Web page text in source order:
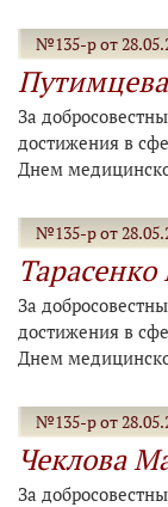
№135-р от
За
достижения в
Днем
№135-р от
За
достижения в
Днем
№135-р от
Чеклова
За